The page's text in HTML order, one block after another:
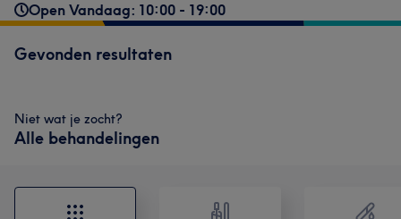
Open Vandaag: 10:00 - 19:00
Gevonden resultaten
Niet wat je zocht?
Alle behandelingen